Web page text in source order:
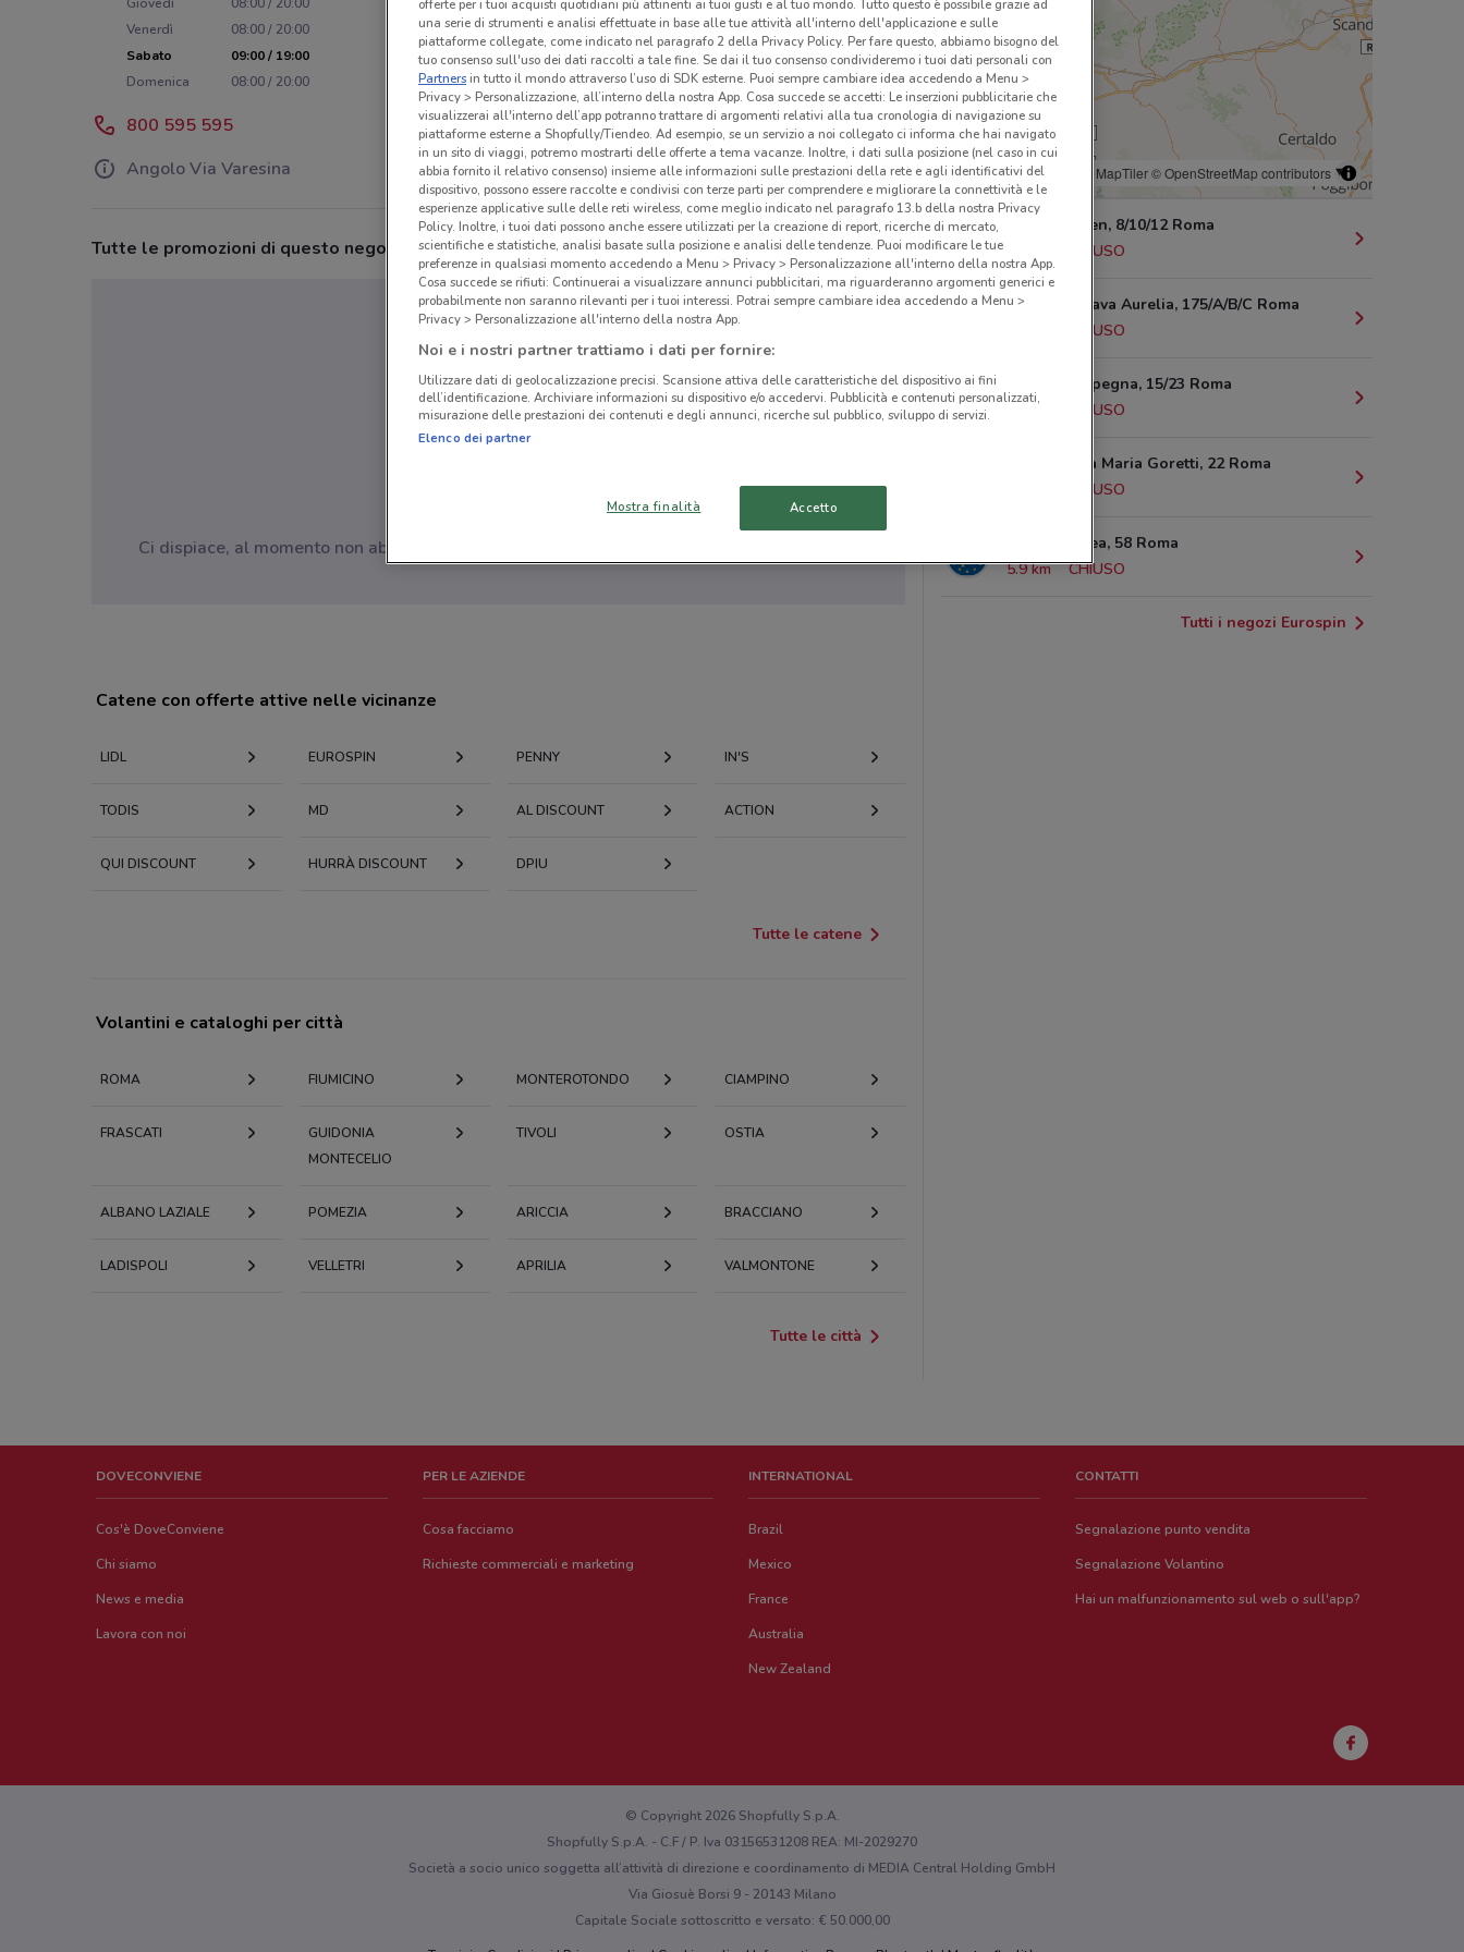
Venerdì
08:00 / 20:00
Sabato
09:00 / 19:00
Domenica
08:00 / 20:00
800 595 595
Angolo Via Varesina
Tutte le promozioni di questo negozio
Ci dispiace, al momento non abbiamo pubblicato volantini nella tua zona. Riprova più tardi.
© MapTiler© OpenStreetMap contributors
Via Andersen, 8/10/12 Roma
CHIUSO
Via Della Cava Aurelia, 175/A/B/C Roma
CHIUSO
Via Dei Carpegna, 15/23 Roma
4.5 km
CHIUSO
Via di Santa Maria Goretti, 22 Roma
CHIUSO
Via Maldacea, 58 Roma
5.9 km
CHIUSO
Tutti i negozi Eurospin
Catene con offerte attive nelle vicinanze
LIDL EUROSPIN PENNY IN'S
TODIS MD AL DISCOUNT ACTION
QUI DISCOUNT HURRÀ DISCOUNT DPIU
Tutte le catene
Volantini e cataloghi per città
ROMA FIUMICINO MONTEROTONDO CIAMPINO
FRASCATI
GUIDONIA
MONTECELIO
TIVOLI OSTIA
ALBANO LAZIALE POMEZIA ARICCIA BRACCIANO
LADISPOLI VELLETRI APRILIA VALMONTONE
Tutte le città
DOVECONVIENE
Cos'è DoveConviene
Chi siamo
News e media
Lavora con noi
PER LE AZIENDE
Cosa facciamo
Richieste commerciali e marketing
INTERNATIONAL
Brazil
Mexico
France
Australia
New Zealand
CONTATTI
Segnalazione punto vendita
Segnalazione Volantino
Hai un malfunzionamento sul web o sull'app?
© Copyright 2026 Shopfully S.p.A.
Shopfully S.p.A. - C.F / P. Iva 03156531208 REA: MI-2029270
Società a socio unico soggetta all’attività di direzione e coordinamento di MEDIA Central Holding GmbH
Via Giosuè Borsi 9 - 20143 Milano
Capitale Sociale sottoscritto e versato: € 50.000,00
offerte per i tuoi acquisti quotidiani più attinenti ai tuoi gusti e al tuo mondo. Tutto questo è possibile grazie ad
una serie di strumenti e analisi effettuate in base alle tue attività all'interno dell'applicazione e sulle
piattaforme collegate, come indicato nel paragrafo 2 della Privacy Policy. Per fare questo, abbiamo bisogno del
tuo consenso sull'uso dei dati raccolti a tale fine. Se dai il tuo consenso condivideremo i tuoi dati personali con
Partnersin tutto il mondo attraverso l’uso di SDK esterne. Puoi sempre cambiare idea accedendo a Menu >
Privacy > Personalizzazione, all’interno della nostra App. Cosa succede se accetti: Le inserzioni pubblicitarie che
visualizzerai all'interno dell’app potranno trattare di argomenti relativi alla tua cronologia di navigazione su
piattaforme esterne a Shopfully/Tiendeo. Ad esempio, se un servizio a noi collegato ci informa che hai navigato
in un sito di viaggi, potremo mostrarti delle offerte a tema vacanze. Inoltre, i dati sulla posizione (nel caso in cui
abbia fornito il relativo consenso) insieme alle informazioni sulle prestazioni della rete e agli identificativi del
dispositivo, possono essere raccolte e condivisi con terze parti per comprendere e migliorare la connettività e le
esperienze applicative sulle delle reti wireless, come meglio indicato nel paragrafo 13.b della nostra Privacy
Policy. Inoltre, i tuoi dati possono anche essere utilizzati per la creazione di report, ricerche di mercato,
scientifiche e statistiche, analisi basate sulla posizione e analisi delle tendenze. Puoi modificare le tue
preferenze in qualsiasi momento accedendo a Menu > Privacy > Personalizzazione all'interno della nostra App.
Cosa succede se rifiuti: Continuerai a visualizzare annunci pubblicitari, ma riguarderanno argomenti generici e
probabilmente non saranno rilevanti per i tuoi interessi. Potrai sempre cambiare idea accedendo a Menu >
Privacy > Personalizzazione all'interno della nostra App.
Noi e i nostri partner trattiamo i dati per fornire:
Utilizzare dati di geolocalizzazione precisi. Scansione attiva delle caratteristiche del dispositivo ai fini
dell’identificazione. Archiviare informazioni su dispositivo e/o accedervi. Pubblicità e contenuti personalizzati,
misurazione delle prestazioni dei contenuti e degli annunci, ricerche sul pubblico, sviluppo di servizi.
Elenco dei partner
Mostra finalità Accetto